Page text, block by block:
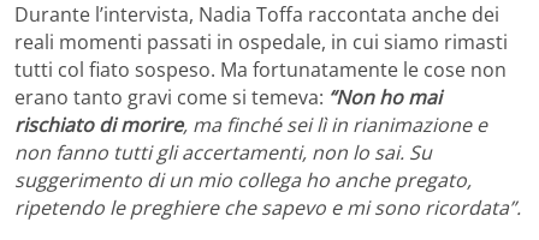
Durante l’intervista, Nadia Toffa raccontata anche dei
reali momenti passati in ospedale, in cui siamo rimasti
tutti col fiato sospeso. Ma fortunatamente le cose non
erano tanto gravi come si temeva: “Non ho mai
rischiato di morire, ma finché sei lì in rianimazione e
non fanno tutti gli accertamenti, non lo sai. Su
suggerimento di un mio collega ho anche pregato,
ripetendo le preghiere che sapevo e mi sono ricordata”.